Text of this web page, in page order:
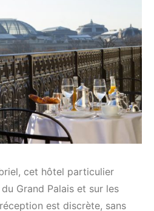
cet hôtel particulier
Grand Palais et sur les
est discrète, sans